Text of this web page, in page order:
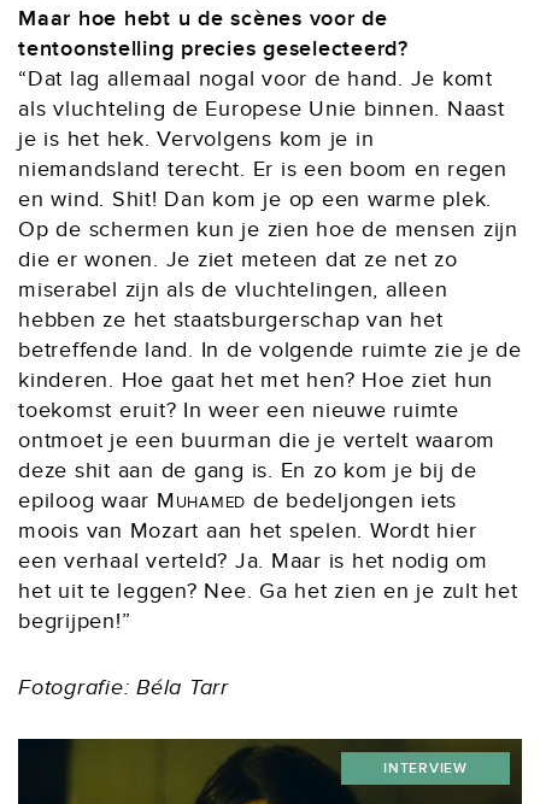
Maar hoe hebt u de scènes voor de
tentoonstelling precies geselecteerd?
“Dat lag allemaal nogal voor de hand. Je komt
als vluchteling de Europese Unie binnen. Naast
je is het hek. Vervolgens kom je in
niemandsland terecht. Er is een boom en regen
en wind. Shit! Dan kom je op een warme plek.
Op de schermen kun je zien hoe de mensen zijn
die er wonen. Je ziet meteen dat ze net zo
miserabel zijn als de vluchtelingen, alleen
hebben ze het staatsburgerschap van het
betreffende land. In de volgende ruimte zie je de
kinderen. Hoe gaat het met hen? Hoe ziet hun
toekomst eruit? In weer een nieuwe ruimte
ontmoet je een buurman die je vertelt waarom
deze shit aan de gang is. En zo kom je bij de
epiloog waar Muhamed de bedeljongen iets
moois van Mozart aan het spelen. Wordt hier
een verhaal verteld? Ja. Maar is het nodig om
het uit te leggen? Nee. Ga het zien en je zult het
begrijpen!”
Fotografie: Béla Tarr
INTERVIEW